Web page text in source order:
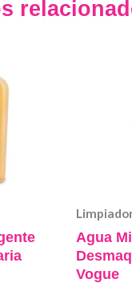
Agua
Vogue